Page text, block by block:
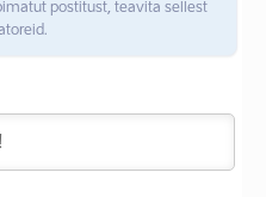
postitust, teavita sellest